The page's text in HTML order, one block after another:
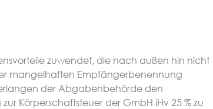
zuwendet, die nach außen hin nicht
mangelhaften Empfängerbenennung
der Abgabenbehörde den
Körperschaftsteuer der GmbH iHv 25 % zu